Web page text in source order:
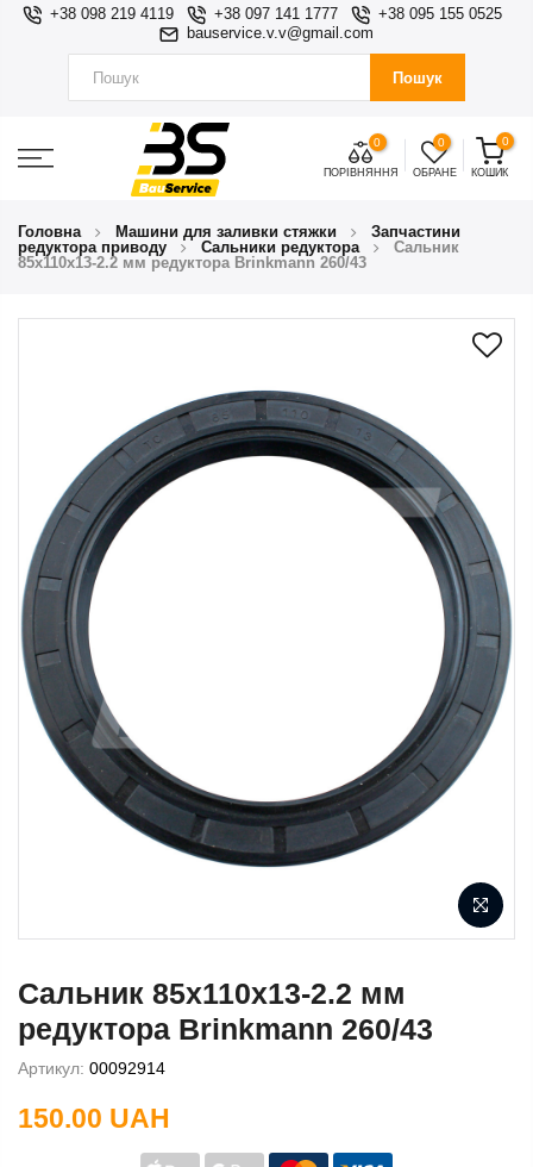
+38 098 219 4119 +38 097 141 1777
+38 095 155 0525
bauservice.v.v@gmail.com
Пошук
0
ПОРІВНЯННЯ
0
ОБРАНЕ
0
КОШИК
Головна Машини для заливки стяжки
Запчастини
редуктора приводу
Сальники редуктора
Сальник
85x110x13-2.2 мм редуктора Brinkmann 260/43
Сальник 85x110x13-2.2 мм
редуктора Brinkmann 260/43
Артикул: 00092914
150.00 UAH